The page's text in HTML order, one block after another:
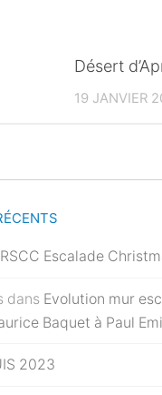
Désert
19 JANVIER
RSCC Escalade
dans Evolution mur
Baquet à Paul
2023